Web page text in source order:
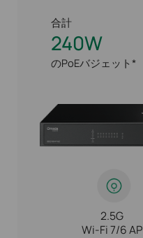
合計
240W
のPoEバジェット*
2.5G
Wi-Fi 7/6 AP